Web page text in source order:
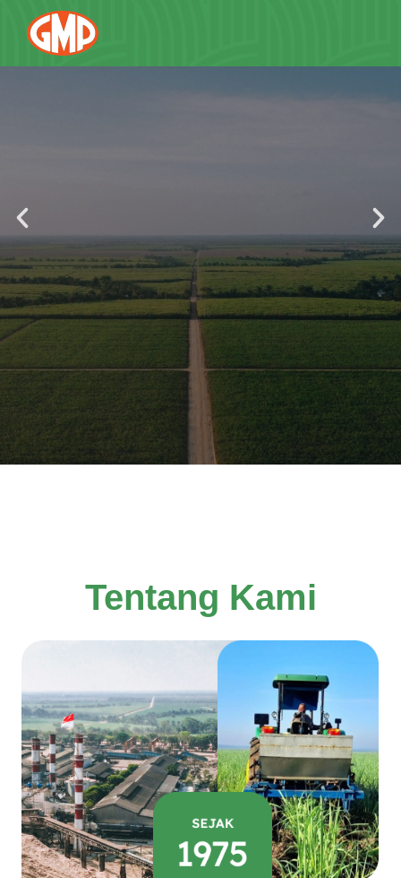
Lampung
Penerapan dan penguasaan teknologi budidaya tebu
serta produksi gula yang baik
berhasil membawa GMP sebagai industri gula
pertama dari perkebunan tebu di luar pulau Jawa
Tentang Kami